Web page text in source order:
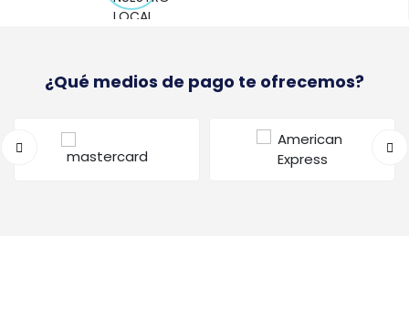
¿Qué medios de pago te ofrecemos?